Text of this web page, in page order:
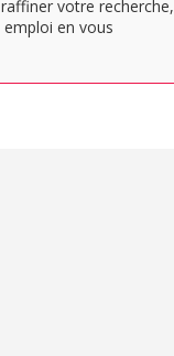
votre recherche,
en vous